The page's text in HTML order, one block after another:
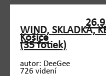
WIND, SKLADKA,
Košice
(35 fotiek)
autor: DeeGee
726 videní